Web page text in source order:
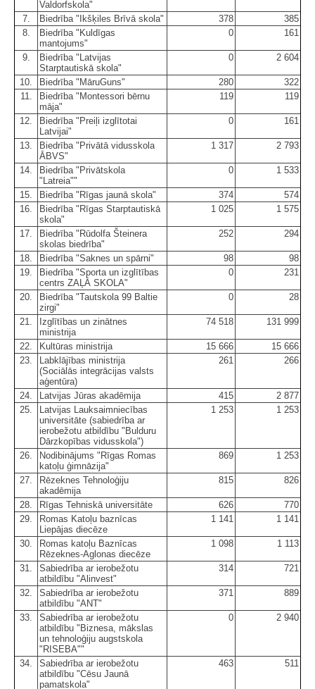
Valdorfskola"
7. Biedrība "Ikšķiles Brīvā skola" 378
385
8.
Biedrība "Kuldīgas
mantojums"
0 161
9.
Biedrība "Latvijas
Starptautiskā skola"
0 2 604
10. Biedrība "MāruGuns" 280
322
11.
Biedrība "Montessori bērnu
māja"
119 119
12.
Biedrība "Preiļi izglītotai
Latvijai"
0 161
13.
Biedrība "Privātā vidusskola
ĀBVS"
1 317 2 793
14.
Biedrība "Privātskola
"Latreia""
0 1 533
15. Biedrība "Rīgas jaunā skola" 374
574
16.
Biedrība "Rīgas Starptautiskā
skola"
1 025 1 575
17.
Biedrība "Rūdolfa Šteinera
skolas biedrība"
252 294
18. Biedrība "Saknes un spārni" 98
98
19.
Biedrība "Sporta un izglītības
centrs ZAĻĀ SKOLA"
0 231
20.
Biedrība "Tautskola 99 Baltie
zirgi"
0 28
21.
Izglītības un zinātnes
ministrija
74 518 131 999
22. Kultūras ministrija 15 666
15 666
23.
Labklājības ministrija
(Sociālās integrācijas valsts
aģentūra)
261 266
24. Latvijas Jūras akadēmija 415
2 877
25.
Latvijas Lauksaimniecības
universitāte (sabiedrība ar
ierobežotu atbildību "Bulduru
Dārzkopības vidusskola")
1 253 1 253
26.
Nodibinājums "Rīgas Romas
katoļu ģimnāzija"
869 1 253
27.
Rēzeknes Tehnoloģiju
akadēmija
815 826
28. Rīgas Tehniskā universitāte 626
770
29.
Romas Katoļu baznīcas
Liepājas diecēze
1 141 1 141
30.
Romas katoļu Baznīcas
Rēzeknes-Aglonas diecēze
1 098 1 113
31.
Sabiedrība ar ierobežotu
atbildību "Alinvest"
314 721
32.
Sabiedrība ar ierobežotu
atbildību "ANT"
371 889
33.
Sabiedrība ar ierobežotu
atbildību "Biznesa, mākslas
un tehnoloģiju augstskola
"RISEBA""
0 2 940
34.
Sabiedrība ar ierobežotu
atbildību "Cēsu Jaunā
pamatskola"
463 511